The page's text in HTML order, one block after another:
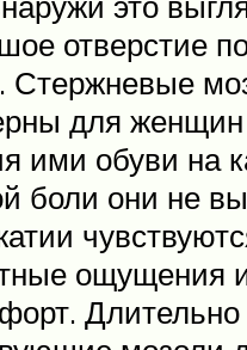
отверстие
Стержневые
для
ими обуви на
боли они не
ощущения
Длительно